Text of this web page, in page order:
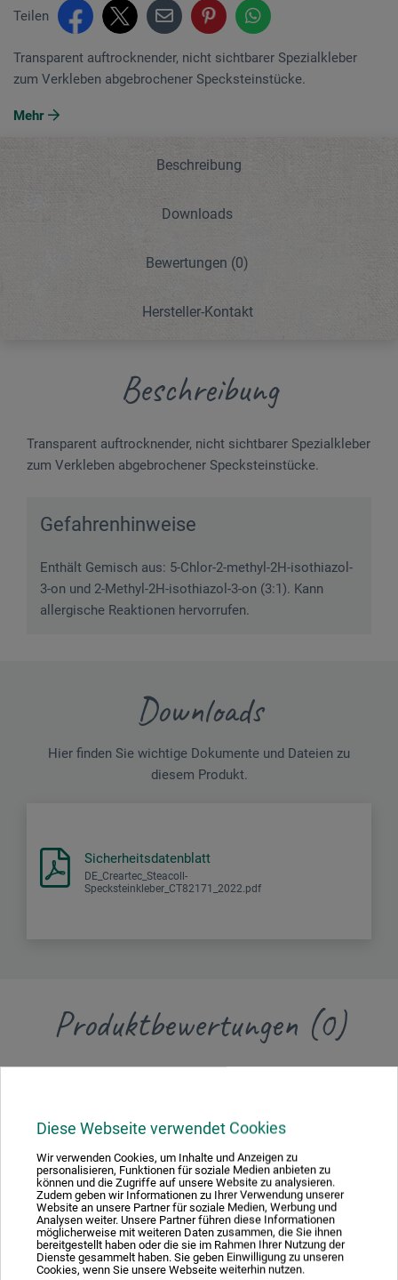
Diese Webseite verwendet Cookies
Wir verwenden Cookies, um Inhalte und Anzeigen zu
personalisieren, Funktionen für soziale Medien anbieten zu
können und die Zugriffe auf unsere Website zu analysieren.
Zudem geben wir Informationen zu Ihrer Verwendung unserer
Website an unsere Partner für soziale Medien, Werbung und
Analysen weiter. Unsere Partner führen diese Informationen
möglicherweise mit weiteren Daten zusammen, die Sie ihnen
bereitgestellt haben oder die sie im Rahmen Ihrer Nutzung der
Dienste gesammelt haben. Sie geben Einwilligung zu unseren
Cookies, wenn Sie unsere Webseite weiterhin nutzen.
Teilen
Transparent auftrocknender, nicht sichtbarer Spezialkleber
zum Verkleben ab­ge­­­brochener Specksteinstücke.
Mehr
Beschreibung
Downloads
Bewertungen (0)
Hersteller-Kontakt
Beschreibung
Transparent auftrocknender, nicht sichtbarer Spezialkleber
zum Verkleben ab­ge­­­brochener Specksteinstücke.
Gefahrenhinweise
Enthält Gemisch aus: 5-Chlor-2-methyl-2H-isothiazol-
3-on und 2-Methyl-2H-isothiazol-3-on (3:1). Kann
allergische Reaktionen hervorrufen.
Downloads
Hier finden Sie wichtige Dokumente und Dateien zu
diesem Produkt.
Sicherheitsdatenblatt
DE_Creartec_Steacoll-
Specksteinkleber_CT82171_2022.pdf
Produktbewertungen (0)
JETZT PRODUKT BEWERTEN
Hersteller-Kontakt